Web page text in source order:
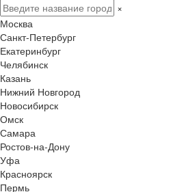
×
Москва
Санкт-Петербург
Екатеринбург
Челябинск
Казань
Нижний Новгород
Новосибирск
Омск
Самара
Ростов-на-Дону
Уфа
Красноярск
Пермь